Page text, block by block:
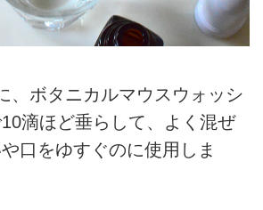
、ボタニカルマウスウォッシ
滴ほど垂らして、よく混ぜ
口をゆすぐのに使用しま